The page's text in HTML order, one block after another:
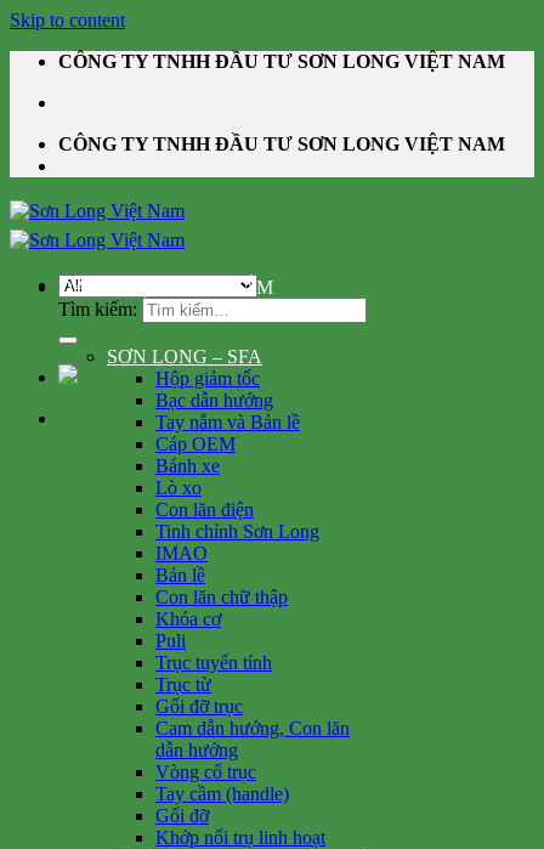
Skip to content
CÔNG TY TNHH ĐẦU TƯ SƠN LONG VIỆT NAM
CÔNG TY TNHH ĐẦU TƯ SƠN LONG VIỆT NAM
Tìm kiếm:
DANH MỤC SẢN PHẨM
SƠN LONG – SFA
Hộp giảm tốc
Bạc dẫn hướng
Tay nắm và Bản lề
Cáp OEM
Bánh xe
Lò xo
Con lăn điện
Tinh chỉnh Sơn Long
IMAO
Bản lề
Con lăn chữ thập
Khóa cơ
Puli
Trục tuyến tính
Trục từ
Gối đỡ trục
Cam dẫn hướng, Con lăn
dẫn hướng
Vòng cổ trục
Tay cầm (handle)
Gối đỡ
Khớp nối trụ linh hoạt